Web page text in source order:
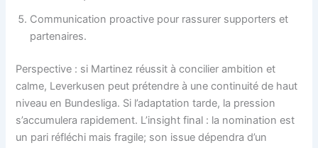
Communication proactive pour rassurer supporters et
partenaires.
Perspective : si Martinez réussit à concilier ambition et
calme, Leverkusen peut prétendre à une continuité de haut
niveau en Bundesliga. Si l’adaptation tarde, la pression
s’accumulera rapidement. L’insight final : la nomination est
un pari réfléchi mais fragile; son issue dépendra d’un